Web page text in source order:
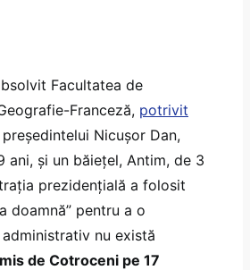
Facultatea de
Franceză, potrivit
Nicușor Dan,
și un băiețel, Antim, de 3
prezidențială a folosit
doamnă” pentru a o
nu există
de Cotroceni pe 17